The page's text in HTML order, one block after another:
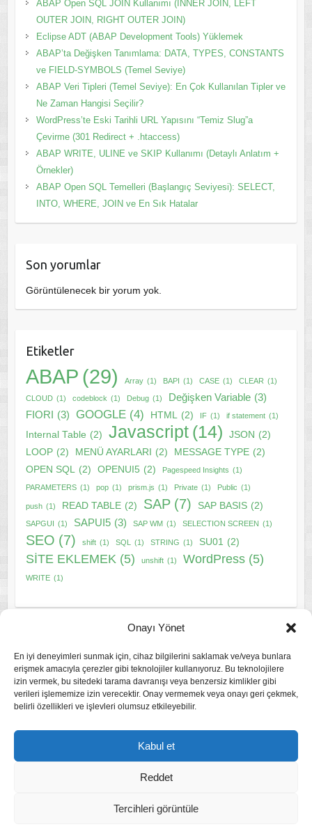
Onayı Yönet
En iyi deneyimleri sunmak için, cihaz bilgilerini saklamak ve/veya bunlara
erişmek amacıyla çerezler gibi teknolojiler kullanıyoruz. Bu teknolojilere
izin vermek, bu sitedeki tarama davranışı veya benzersiz kimlikler gibi
verileri işlememize izin verecektir. Onay vermemek veya onayı geri çekmek,
belirli özellikleri ve işlevleri olumsuz etkileyebilir.
Kabul et
Reddet
Tercihleri görüntüle
ABAP Open SQL JOIN Kullanımı (INNER JOIN, LEFT
OUTER JOIN, RIGHT OUTER JOIN)
Eclipse ADT (ABAP Development Tools) Yüklemek
ABAP’ta Değişken Tanımlama: DATA, TYPES, CONSTANTS
ve FIELD-SYMBOLS (Temel Seviye)
ABAP Veri Tipleri (Temel Seviye): En Çok Kullanılan Tipler ve
Ne Zaman Hangisi Seçilir?
WordPress’te Eski Tarihli URL Yapısını “Temiz Slug”a
Çevirme (301 Redirect + .htaccess)
ABAP WRITE, ULINE ve SKIP Kullanımı (Detaylı Anlatım +
Örnekler)
ABAP Open SQL Temelleri (Başlangıç Seviyesi): SELECT,
INTO, WHERE, JOIN ve En Sık Hatalar
Son yorumlar
Görüntülenecek bir yorum yok.
Etiketler
ABAP (29) Array (1) BAPI (1) CASE (1) CLEAR (1)
CLOUD (1) codeblock (1) Debug (1) Değişken Variable (3)
FIORI (3) GOOGLE (4) HTML (2) IF (1) if statement (1)
Internal Table (2) Javascript (14) JSON (2)
LOOP (2) MENÜ AYARLARI (2) MESSAGE TYPE (2)
OPEN SQL
(2) OPENUI5 (2) Pagespeed Insights (1)
PARAMETERS (1) pop (1) prism.js (1) Private (1) Public (1)
push (1) READ TABLE (2) SAP (7) SAP BASIS (2)
SAPGUI (1) SAPUI5 (3) SAP WM (1) SELECTION SCREEN (1)
SEO (7) shift (1) SQL (1) STRING (1) SU01 (2)
SİTE EKLEMEK (5) unshift (1) WordPress (5)
WRITE (1)
Gizlilik Politikası
Çerez Politikası
Mustafa HAMIT. Tema byColorlib